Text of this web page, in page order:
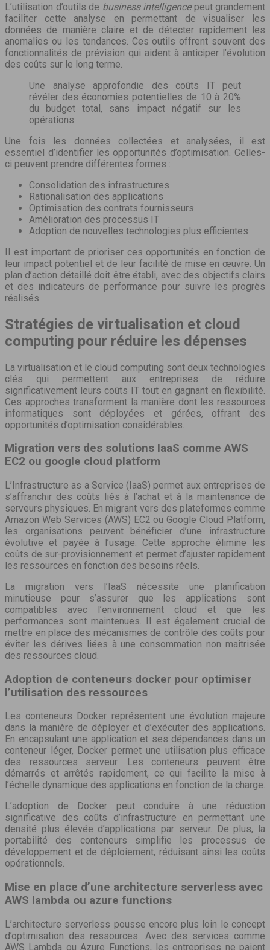
L’utilisation d’outils de business intelligence peut grandement
faciliter cette analyse en permettant de visualiser les
données de manière claire et de détecter rapidement les
anomalies ou les tendances. Ces outils offrent souvent des
fonctionnalités de prévision qui aident à anticiper l’évolution
des coûts sur le long terme.
Une analyse approfondie des coûts IT peut
révéler des économies potentielles de 10 à 20%
du budget total, sans impact négatif sur les
opérations.
Une fois les données collectées et analysées, il est
essentiel d’identifier les opportunités d’optimisation. Celles-
ci peuvent prendre différentes formes :
Consolidation des infrastructures
Rationalisation des applications
Optimisation des contrats fournisseurs
Amélioration des processus IT
Adoption de nouvelles technologies plus efficientes
Il est important de prioriser ces opportunités en fonction de
leur impact potentiel et de leur facilité de mise en œuvre. Un
plan d’action détaillé doit être établi, avec des objectifs clairs
et des indicateurs de performance pour suivre les progrès
réalisés.
Stratégies de virtualisation et cloud
computing pour réduire les dépenses
La virtualisation et le cloud computing sont deux technologies
clés qui permettent aux entreprises de réduire
significativement leurs coûts IT tout en gagnant en flexibilité.
Ces approches transforment la manière dont les ressources
informatiques sont déployées et gérées, offrant des
opportunités d’optimisation considérables.
Migration vers des solutions IaaS comme AWS
EC2 ou google cloud platform
L’Infrastructure as a Service (IaaS) permet aux entreprises de
s’affranchir des coûts liés à l’achat et à la maintenance de
serveurs physiques. En migrant vers des plateformes comme
Amazon Web Services (AWS) EC2 ou Google Cloud Platform,
les organisations peuvent bénéficier d’une infrastructure
évolutive et payée à l’usage. Cette approche élimine les
coûts de sur-provisionnement et permet d’ajuster rapidement
les ressources en fonction des besoins réels.
La migration vers l’IaaS nécessite une planification
minutieuse pour s’assurer que les applications sont
compatibles avec l’environnement cloud et que les
performances sont maintenues. Il est également crucial de
mettre en place des mécanismes de contrôle des coûts pour
éviter les dérives liées à une consommation non maîtrisée
des ressources cloud.
Adoption de conteneurs docker pour optimiser
l’utilisation des ressources
Les conteneurs Docker représentent une évolution majeure
dans la manière de déployer et d’exécuter des applications.
En encapsulant une application et ses dépendances dans un
conteneur léger, Docker permet une utilisation plus efficace
des ressources serveur. Les conteneurs peuvent être
démarrés et arrêtés rapidement, ce qui facilite la mise à
l’échelle dynamique des applications en fonction de la charge.
L’adoption de Docker peut conduire à une réduction
significative des coûts d’infrastructure en permettant une
densité plus élevée d’applications par serveur. De plus, la
portabilité des conteneurs simplifie les processus de
développement et de déploiement, réduisant ainsi les coûts
opérationnels.
Mise en place d’une architecture serverless avec
AWS lambda ou azure functions
L’architecture serverless pousse encore plus loin le concept
d’optimisation des ressources. Avec des services comme
AWS Lambda ou Azure Functions, les entreprises ne paient